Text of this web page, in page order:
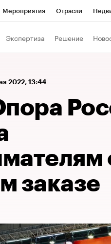
Мероприятия Отрасли
Экономика
Экспертиза Решение
2022, 13:44
заказе